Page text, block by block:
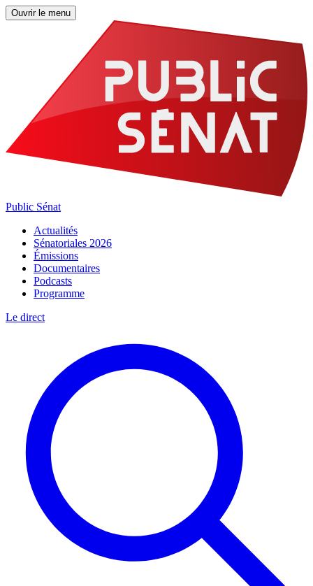
Ouvrir le menu
Public Sénat
Actualités
Sénatoriales 2026
Émissions
Documentaires
Podcasts
Programme
Le direct